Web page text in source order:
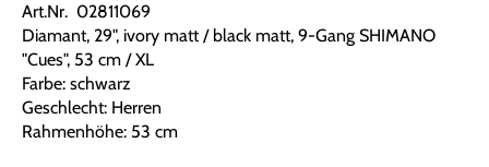
Art.Nr. 02811069
Diamant, 29", ivory matt / black matt, 9-Gang SHIMANO
"Cues", 53 cm / XL
Farbe: schwarz
Geschlecht: Herren
Rahmenhöhe: 53 cm